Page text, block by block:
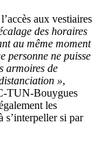
aux vestiaires
des horaires
au même moment
personne ne puisse
armoires de
»,
TUN-Bouygues
les
s’interpeller si par